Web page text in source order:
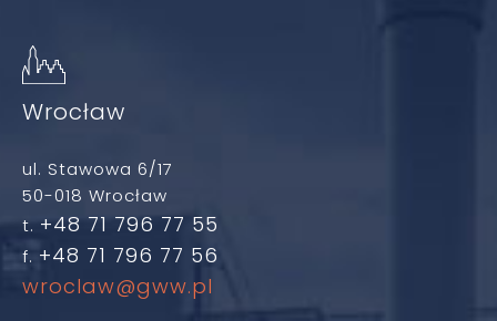
Wrocław
ul. Stawowa 6/17
50-018 Wrocław
t. +48 71 796 77 55
f. +48 71 796 77 56
wroclaw@gww.pl